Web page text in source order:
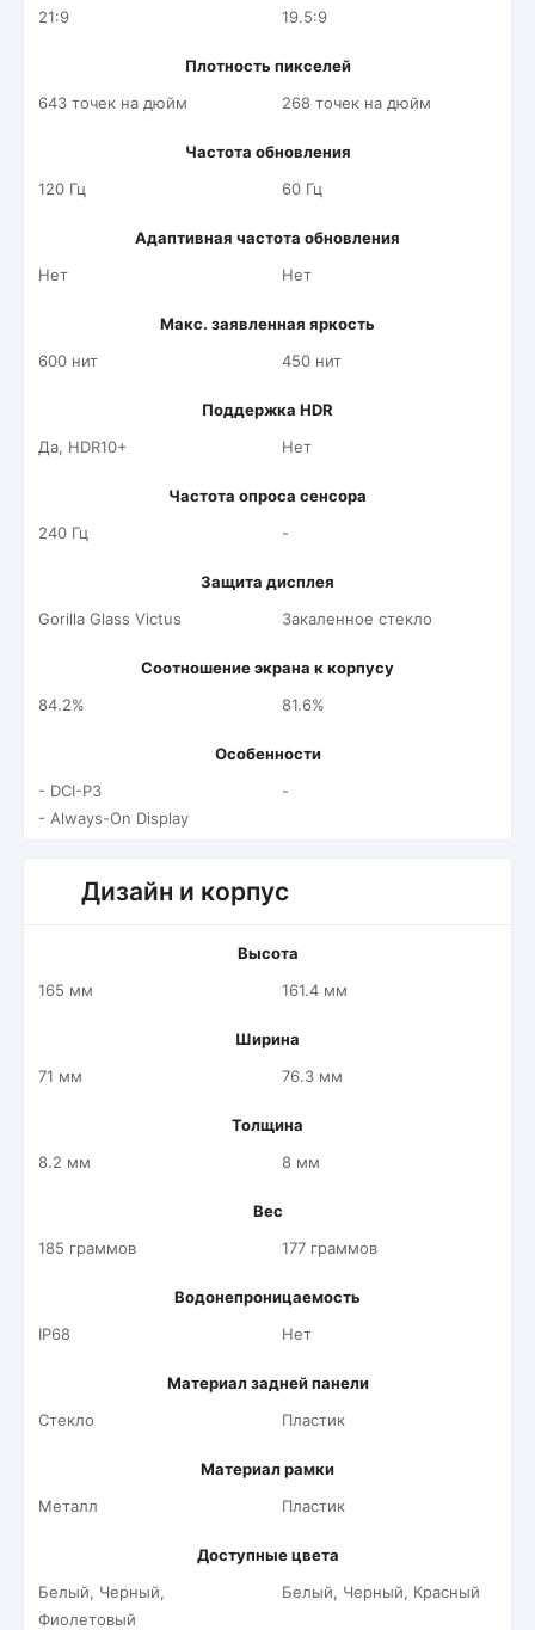
21:9
19.5:9
Плотность пикселей
643 точек на дюйм
268 точек на дюйм
Частота обновления
120 Гц
60 Гц
Адаптивная частота обновления
Нет
Нет
Макс. заявленная яркость
600 нит
450 нит
Поддержка HDR
Да, HDR10+
Нет
Частота опроса сенсора
240 Гц
-
Защита дисплея
Gorilla Glass Victus
Закаленное стекло
Соотношение экрана к корпусу
84.2%
81.6%
Особенности
- DCI-P3
- Always-On Display
-
Дизайн и корпус
Высота
165 мм
161.4 мм
Ширина
71 мм
76.3 мм
Толщина
8.2 мм
8 мм
Вес
185 граммов
177 граммов
Водонепроницаемость
IP68
Нет
Материал задней панели
Стекло
Пластик
Материал рамки
Металл
Пластик
Доступные цвета
Белый, Черный,
Фиолетовый
Белый, Черный, Красный